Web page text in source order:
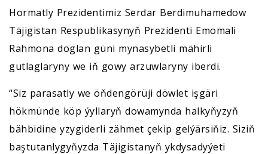
Hormatly Prezidentimiz Serdar Berdimuhamedow
Täjigistan Respublikasynyň Prezidenti Emomali
Rahmona doglan güni mynasybetli mähirli
gutlaglaryny we iň gowy arzuwlaryny iberdi.
“Siz parasatly we öňdengörüji döwlet işgäri
hökmünde köp ýyllaryň dowamynda halkyňyzyň
bähbidine yzygiderli zähmet çekip gelýärsiňiz. Siziň
baştutanlygyňyzda Täjigistanyň ykdysadyýeti